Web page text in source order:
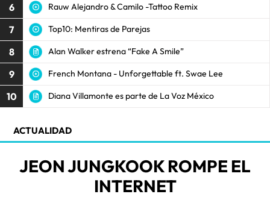
6 Rauw Alejandro & Camilo -Tattoo Remix
7 Top10: Mentiras de Parejas
8 Alan Walker estrena “Fake A Smile”
9 French Montana - Unforgettable ft. Swae Lee
10 Diana Villamonte es parte de La Voz México
ACTUALIDAD
JEON JUNGKOOK ROMPE EL
INTERNET